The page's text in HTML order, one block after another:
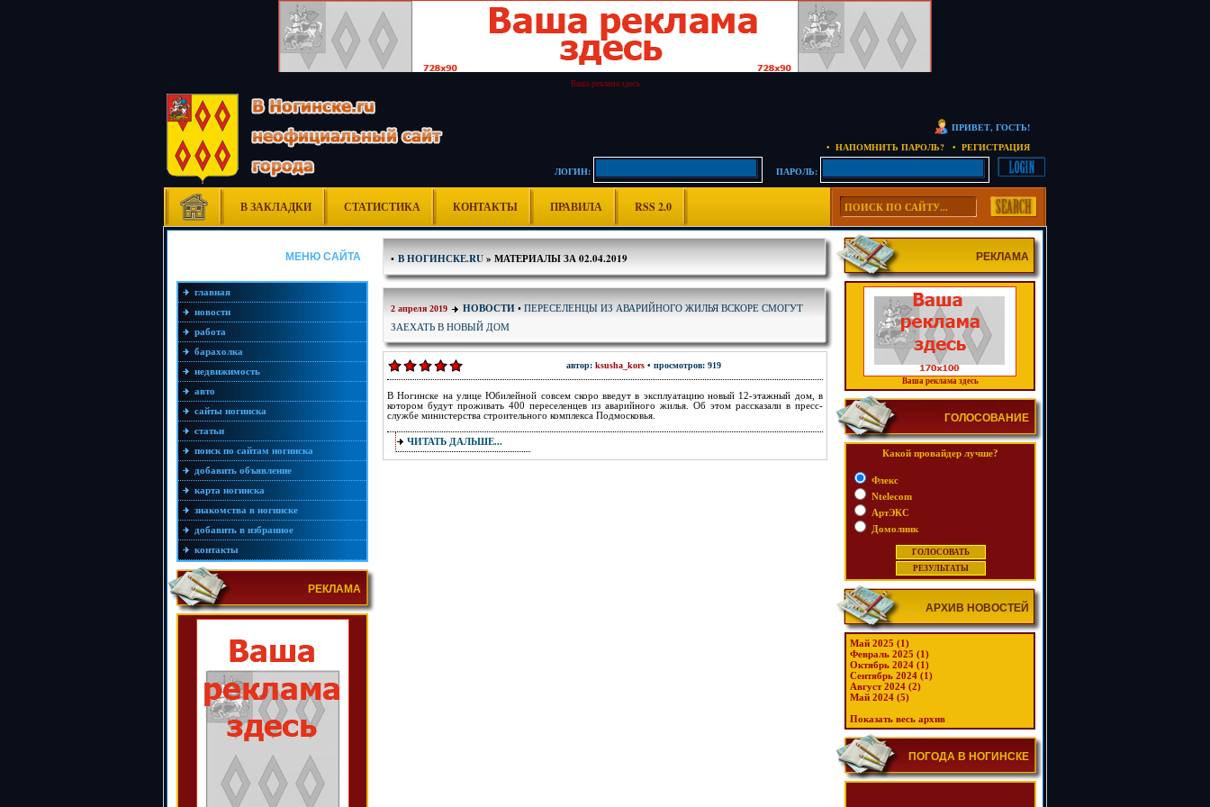
Ваша реклама здесь
ПРИВЕТ, ГОСТЬ!
• НАПОМНИТЬ ПАРОЛЬ?
• РЕГИСТРАЦИЯ
ЛОГИН:
ПАРОЛЬ:
В ЗАКЛАДКИ СТАТИСТИКА КОНТАКТЫ ПРАВИЛА RSS 2.0
МЕНЮ САЙТА
главная
новости
работа
барахолка
недвижимость
авто
сайты ногинска
статьи
поиск по сайтам ногинска
добавить объявление
карта ногинска
знакомства в ногинске
добавить в избранное
контакты
РЕКЛАМА
• В НОГИНСКЕ.RU» МАТЕРИАЛЫ ЗА 02.04.2019
2 апреля 2019 НОВОСТИ • ПЕРЕСЕЛЕНЦЫ ИЗ АВАРИЙНОГО ЖИЛЬЯ ВСКОРЕ СМОГУТ
ЗАЕХАТЬ В НОВЫЙ ДОМ
автор: ksusha_kors• просмотров: 919
В Ногинске на улице Юбилейной совсем скоро введут в эксплуатацию новый 12-этажный дом, в
котором будут проживать 400 переселенцев из аварийного жилья. Об этом рассказали в пресс-
службе министерства строительного комплекса Подмосковья.
ЧИТАТЬ ДАЛЬШЕ...
РЕКЛАМА
Ваша реклама здесь
ГОЛОСОВАНИЕ
Какой провайдер лучше?
Флекс
Ntelecom
АртЭКС
Домолинк
АРХИВ НОВОСТЕЙ
Май 2025 (1)
Февраль 2025 (1)
Октябрь 2024 (1)
Сентябрь 2024 (1)
Август 2024 (2)
Май 2024 (5)
Показать весь архив
ПОГОДА В НОГИНСКЕ